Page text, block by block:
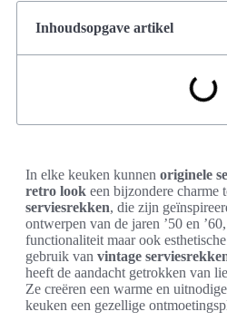
Inhoudsopgave artikel
In elke keuken kunnen originele
retro look een bijzondere charme
serviesrekken, die zijn
ontwerpen van de jaren ’50 en
functionaliteit maar ook
gebruik van vintage
heeft de aandacht getrokken van
Ze creëren een warme en
keuken een gezellige